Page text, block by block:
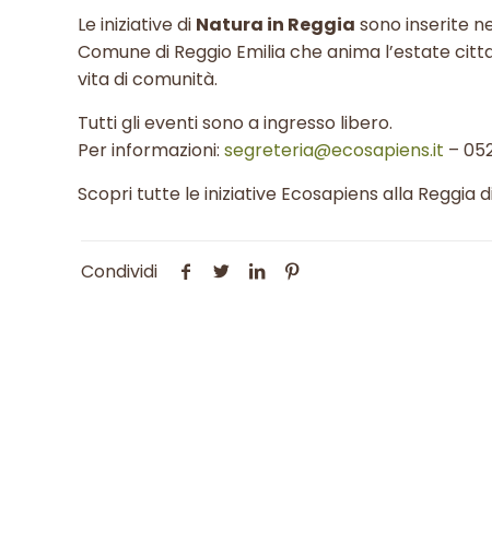
Le iniziative di Natura in Reggia sono inserite
Comune di Reggio Emilia che anima l’estate
vita di comunità.
Tutti gli eventi sono a ingresso libero.
Per informazioni:segreteria@ecosapiens.it –
Scopri tutte le iniziative Ecosapiens alla Reggia
Condividi